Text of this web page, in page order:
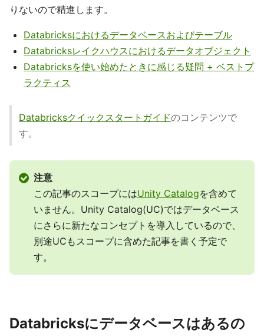
りないので精進します。
Databricksにおけるデータベースおよびテーブル
Databricksレイクハウスにおけるデータオブジェクト
Databricksを使い始めたときに感じる疑問 + ベストプ
ラクティス
Databricksクイックスタートガイドのコンテンツで
す。
注意
この記事のスコープにはUnity Catalogを含めて
いません。Unity Catalog(UC)ではデータベース
にさらに新たなコンセプトを導入しているので、
別途UCもスコープに含めた記事を書く予定で
す。
Databricksにデータベースはあるの